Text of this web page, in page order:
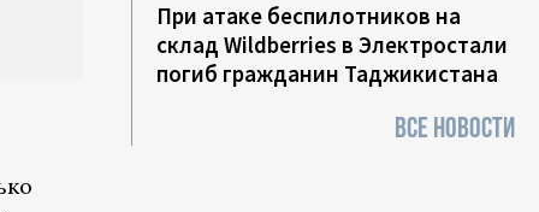
При атаке беспилотников на
склад Wildberries в Электростали
погиб гражданин Таджикистана
ВСЕ НОВОСТИ